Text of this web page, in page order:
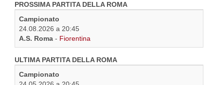
PROSSIMA PARTITA DELLA ROMA
Campionato
24.08.2026 a 20:45
A.S. Roma - Fiorentina
ULTIMA PARTITA DELLA ROMA
Campionato